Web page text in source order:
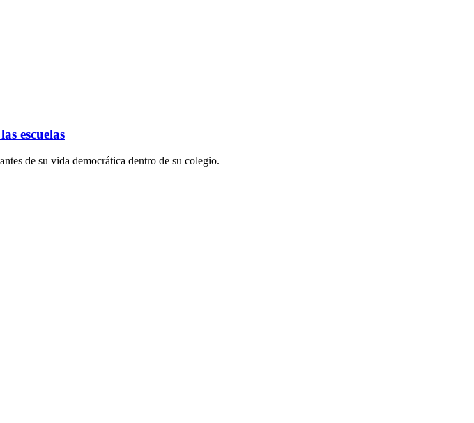
escuelas
de su vida democrática dentro de su colegio.